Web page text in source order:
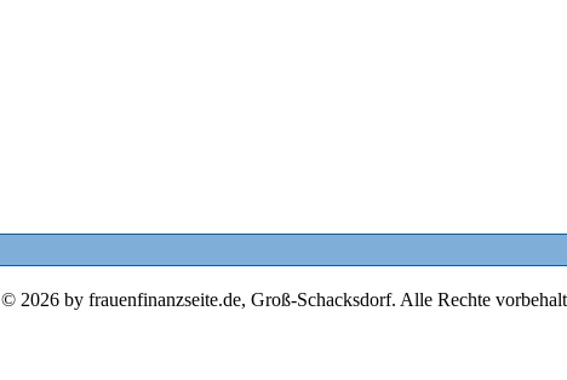
© 2026 by frauenfinanzseite.de, Groß-Schacksdorf. Alle Rechte